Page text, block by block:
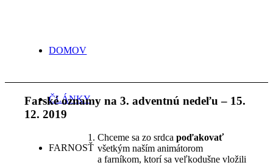
DOMOV
ČLÁNKY
FARNOSŤ
Farské oznamy na 3. adventnú nedeľu – 15.
12. 2019
Chceme sa zo srdcapoďakovať
všetkým naším animátorom
a farníkom, ktorí sa veľkodušne vložili